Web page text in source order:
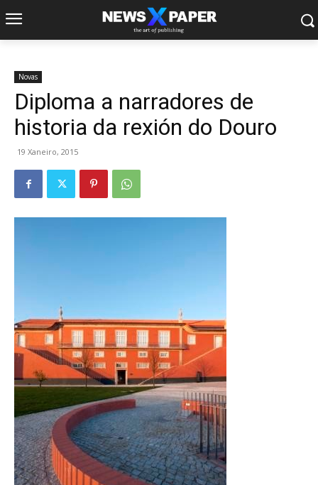
Novas
Diploma a narradores de
historia da rexión do Douro
19 Xaneiro, 2015